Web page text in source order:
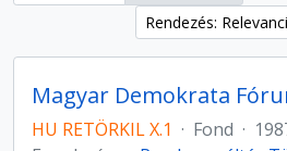
Rendezés:
Magyar Demokrata
HU RETÖRKIL X.1 · Fond ·